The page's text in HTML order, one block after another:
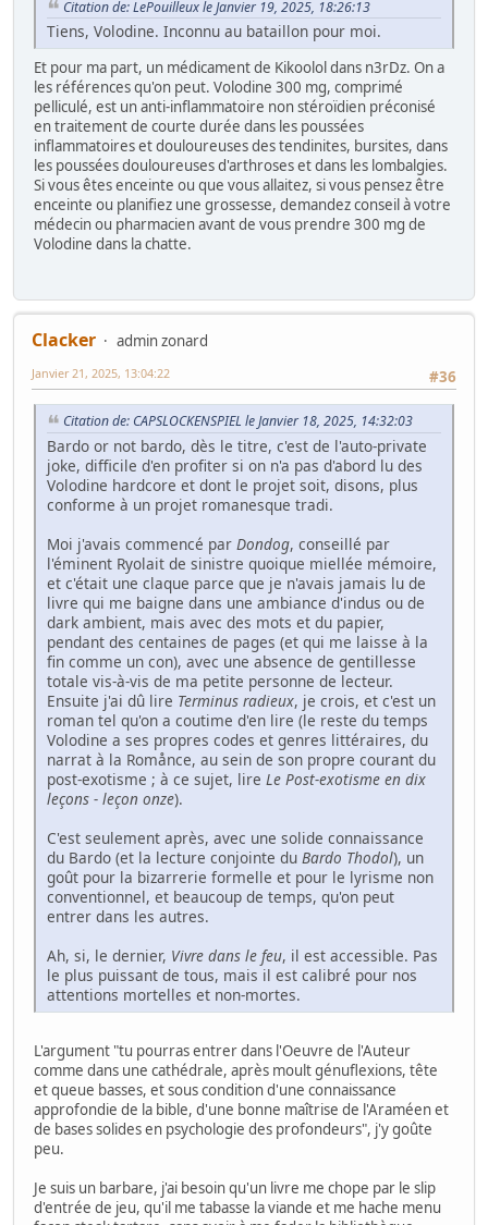
Citation de: LePouilleux le Janvier 19, 2025, 18:26:13
Tiens, Volodine. Inconnu au bataillon pour moi.
Et pour ma part, un médicament de Kikoolol dans n3rDz. On a
les références qu'on peut. Volodine 300 mg, comprimé
pelliculé, est un anti-inflammatoire non stéroïdien préconisé
en traitement de courte durée dans les poussées
inflammatoires et douloureuses des tendinites, bursites, dans
les poussées douloureuses d'arthroses et dans les lombalgies.
Si vous êtes enceinte ou que vous allaitez, si vous pensez être
enceinte ou planifiez une grossesse, demandez conseil à votre
médecin ou pharmacien avant de vous prendre 300 mg de
Volodine dans la chatte.
Clacker
admin zonard
#36
Janvier 21, 2025, 13:04:22
Citation de: CAPSLOCKENSPIEL le Janvier 18, 2025, 14:32:03
Bardo or not bardo, dès le titre, c'est de l'auto-private
joke, difficile d'en profiter si on n'a pas d'abord lu des
Volodine hardcore et dont le projet soit, disons, plus
conforme à un projet romanesque tradi.
Moi j'avais commencé par Dondog, conseillé par
l'éminent Ryolait de sinistre quoique miellée mémoire,
et c'était une claque parce que je n'avais jamais lu de
livre qui me baigne dans une ambiance d'indus ou de
dark ambient, mais avec des mots et du papier,
pendant des centaines de pages (et qui me laisse à la
fin comme un con), avec une absence de gentillesse
totale vis-à-vis de ma petite personne de lecteur.
Ensuite j'ai dû lire Terminus radieux, je crois, et c'est un
roman tel qu'on a coutime d'en lire (le reste du temps
Volodine a ses propres codes et genres littéraires, du
narrat à la Romånce, au sein de son propre courant du
post-exotisme ; à ce sujet, lire Le Post-exotisme en dix
leçons - leçon onze).
C'est seulement après, avec une solide connaissance
du Bardo (et la lecture conjointe du Bardo Thodol), un
goût pour la bizarrerie formelle et pour le lyrisme non
conventionnel, et beaucoup de temps, qu'on peut
entrer dans les autres.
Ah, si, le dernier, Vivre dans le feu, il est accessible. Pas
le plus puissant de tous, mais il est calibré pour nos
attentions mortelles et non-mortes.
L'argument "tu pourras entrer dans l'Oeuvre de l'Auteur
comme dans une cathédrale, après moult génuflexions, tête
et queue basses, et sous condition d'une connaissance
approfondie de la bible, d'une bonne maîtrise de l'Araméen et
de bases solides en psychologie des profondeurs", j'y goûte
peu.
Je suis un barbare, j'ai besoin qu'un livre me chope par le slip
d'entrée de jeu, qu'il me tabasse la viande et me hache menu